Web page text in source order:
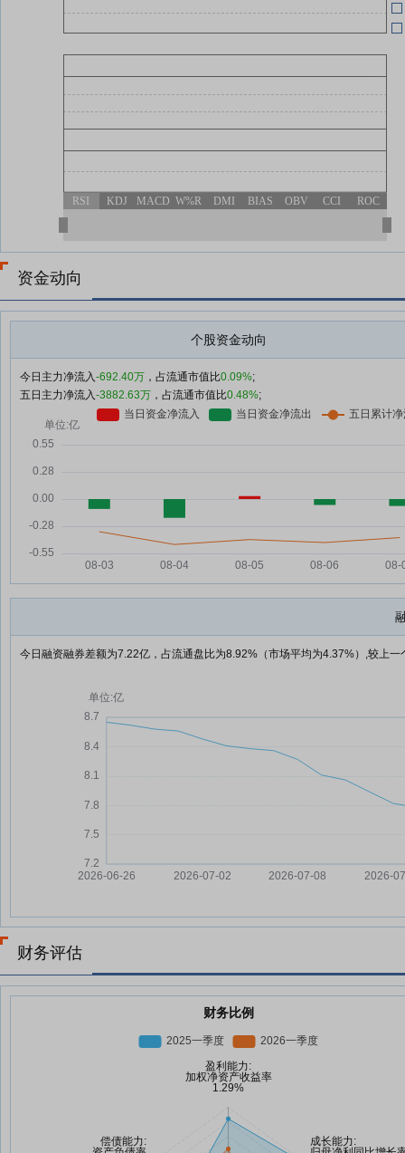
RSI KDJ MACD W%R DMI BIAS OBV CCI ROC
资金动向
个股资金动向
今日主力净流入-692.40万 ，占流通市值比0.09%;
五日主力净流入-3882.63万 ，占流通市值比0.48%;
今日融资融券差额为7.22亿，占流通盘比为8.92%（市场平均为4.37%）,较上一
财务评估
财务比例